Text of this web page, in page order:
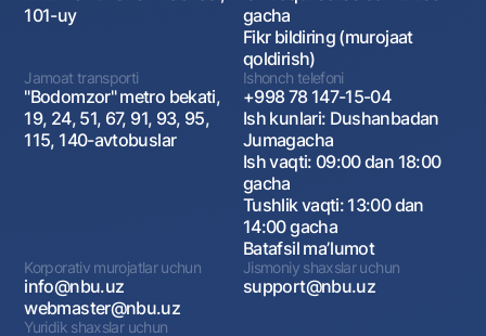
101-uy
gacha
Fikr bildiring (murojaat
qoldirish)
Jamoat transporti
"Bodomzor" metro bekati,
19, 24, 51, 67, 91, 93, 95,
115, 140-avtobuslar
Ishonch telefoni
+998 78 147-15-04
Ish kunlari: Dushanbadan
Jumagacha
Ish vaqti: 09:00 dan 18:00
gacha
Tushlik vaqti: 13:00 dan
14:00 gacha
Batafsil maʼlumot
Korporativ murojatlar uchun
info@nbu.uz
webmaster@nbu.uz
Jismoniy shaxslar uchun
support@nbu.uz
Yuridik shaxslar uchun